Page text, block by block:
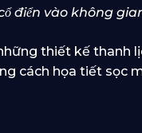
điển vào không
thiết kế thanh
cách họa tiết sọc